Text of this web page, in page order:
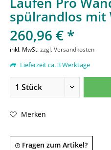
spülrandlos mit
260,96 € *
inkl. MwSt.zzgl. Versandkosten
Lieferzeit ca. 3 Werktage
Merken
Fragen zum Artikel?